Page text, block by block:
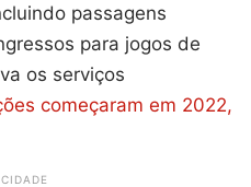
passagens
para jogos de
os serviços
começaram em 2022,